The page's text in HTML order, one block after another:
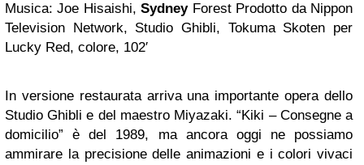
Musica: Joe Hisaishi,SydneyForest Prodotto da Nippon
Television Network, Studio Ghibli, Tokuma Skoten per
Lucky Red, colore, 102′
In versione restaurata arriva una importante opera dello
Studio Ghibli e del maestro Miyazaki. “Kiki – Consegne a
domicilio” è del 1989, ma ancora oggi ne possiamo
ammirare la precisione delle animazioni e i colori vivaci